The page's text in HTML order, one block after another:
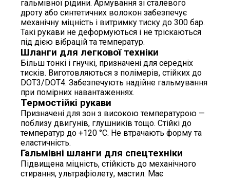
гальмівної рідини. Армування зі сталевого
дроту або синтетичних волокон забезпечує
механічну міцність і витримку тиску до 300 бар.
Такі рукави не деформуються і не тріскаються
під дією вібрацій та температур.
Шланги для легкової техніки
Більш тонкі і гнучкі, призначені для середніх
тисків. Виготовляються з полімерів, стійких до
DOT3/DOT4. Забезпечують надійне гальмування
при помірних навантаженнях.
Термостійкі рукави
Призначені для зон з високою температурою —
поблизу двигунів, глушників тощо. Стійкі до
температур до +120 °C. Не втрачають форму та
еластичність.
Гальмівні шланги для спецтехніки
Підвищена міцність, стійкість до механічного
стирання, ультрафіолету, мастил. Має